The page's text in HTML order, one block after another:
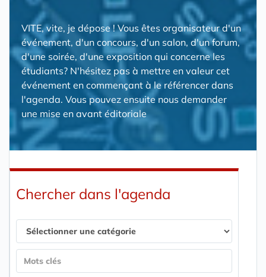
VITE, vite, je dépose ! Vous êtes organisateur d'un
événement, d'un concours, d'un salon, d'un forum,
d'une soirée, d'une exposition qui concerne les
étudiants? N'hésitez pas à mettre en valeur cet
événement en commençant à le référencer dans
l'agenda. Vous pouvez ensuite nous demander
une mise en avant éditoriale
Chercher dans l'agenda